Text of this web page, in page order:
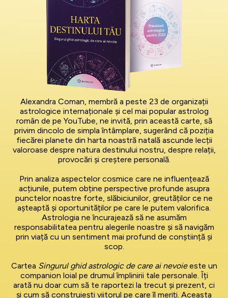
Alexandra Coman, membră a peste 23 de organizații
astrologice internaționale și cel mai popular astrolog
român de pe YouTube, ne invită, prin această carte, să
privim dincolo de simpla întâmplare, sugerând că poziția
fiecărei planete din harta noastră natală ascunde lecții
valoroase despre natura destinului nostru, despre relații,
provocări și creștere personală.
Prin analiza aspectelor cosmice care ne influențează
acțiunile, putem obține perspective profunde asupra
punctelor noastre forte, slăbiciunilor, greutăților ce ne
așteaptă și oportunităților pe care le putem valorifica.
Astrologia ne încurajează să ne asumăm
responsabilitatea pentru alegerile noastre și să navigăm
prin viață cu un sentiment mai profund de conștiință și
scop.
Cartea Singurul ghid astrologic de care ai nevoieeste un
companion loial pe drumul împlinirii tale personale. Îți
arată nu doar cum să te raportezi la trecut și prezent, ci
și cum să construiești viitorul pe care îl meriți. Aceasta